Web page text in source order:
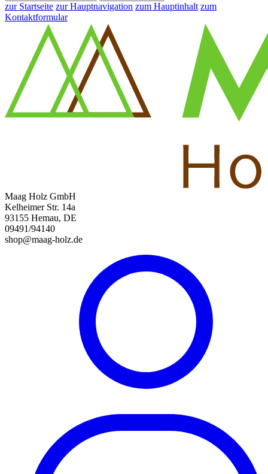
zur Startseite zur Hauptnavigation zum Hauptinhalt zum
Kontaktformular
Maag Holz GmbH
Kelheimer Str. 14a
93155 Hemau, DE
09491/94140
shop@maag-holz.de